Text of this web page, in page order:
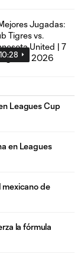
10:28
Leagues Cup
en Leagues
mexicano de
la fórmula